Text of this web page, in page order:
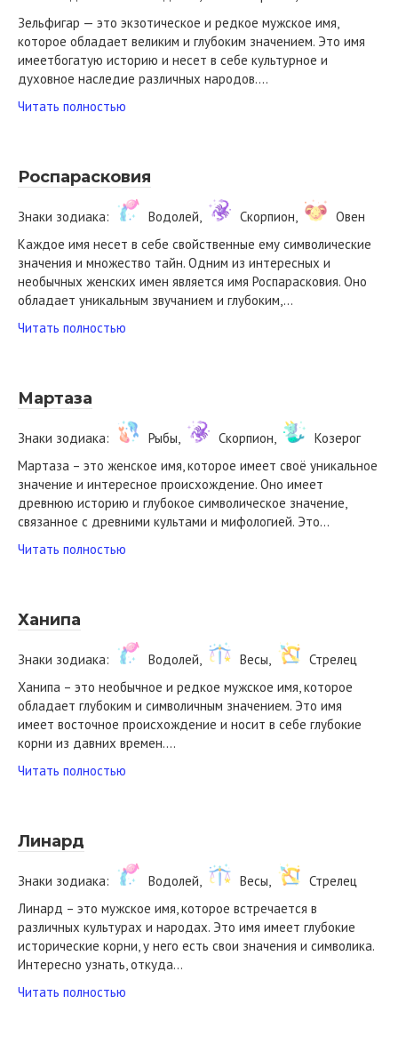
Зельфигар — это экзотическое и редкое мужское имя,
которое обладает великим и глубоким значением. Это имя
имеетбогатую историю и несет в себе культурное и
духовное наследие различных народов….
Читать полностью
Роспарасковия
Знаки зодиака: Водолей, Скорпион,
Овен
Каждое имя несет в себе свойственные ему символические
значения и множество тайн. Одним из интересных и
необычных женских имен является имя Роспарасковия. Оно
обладает уникальным звучанием и глубоким,…
Читать полностью
Мартаза
Знаки зодиака: Рыбы, Скорпион,
Козерог
Мартаза – это женское имя, которое имеет своё уникальное
значение и интересное происхождение. Оно имеет
древнюю историю и глубокое символическое значение,
связанное с древними культами и мифологией. Это…
Читать полностью
Ханипа
Знаки зодиака: Водолей, Весы,
Стрелец
Ханипа – это необычное и редкое мужское имя, которое
обладает глубоким и символичным значением. Это имя
имеет восточное происхождение и носит в себе глубокие
корни из давних времен….
Читать полностью
Линард
Знаки зодиака: Водолей, Весы,
Стрелец
Линард – это мужское имя, которое встречается в
различных культурах и народах. Это имя имеет глубокие
исторические корни, у него есть свои значения и символика.
Интересно узнать, откуда…
Читать полностью